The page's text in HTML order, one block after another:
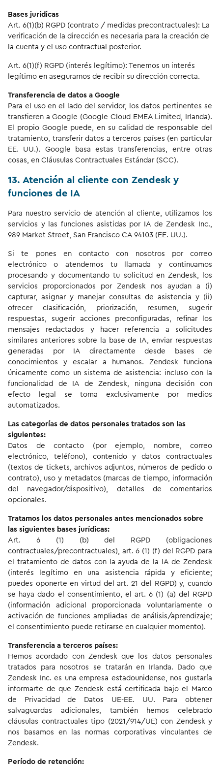
Bases jurídicas
Art. 6(1)(b) RGPD (contrato / medidas precontractuales): La
verificación de la dirección es necesaria para la creación de
la cuenta y el uso contractual posterior.
Art. 6(1)(f) RGPD (interés legítimo): Tenemos un interés
legítimo en asegurarnos de recibir su dirección correcta.
Transferencia de datos a Google
Para el uso en el lado del servidor, los datos pertinentes se
transfieren a Google (Google Cloud EMEA Limited, Irlanda).
El propio Google puede, en su calidad de responsable del
tratamiento, transferir datos a terceros países (en particular
EE. UU.). Google basa estas transferencias, entre otras
cosas, en Cláusulas Contractuales Estándar (SCC).
13. Atención al cliente con Zendesk y
funciones de IA
Para nuestro servicio de atención al cliente, utilizamos los
servicios y las funciones asistidas por IA de Zendesk Inc.,
989 Market Street, San Francisco CA 94103 (EE. UU.).
Si te pones en contacto con nosotros por correo
electrónico o atendemos tu llamada y continuamos
procesando y documentando tu solicitud en Zendesk, los
servicios proporcionados por Zendesk nos ayudan a (i)
capturar, asignar y manejar consultas de asistencia y (ii)
ofrecer clasificación, priorización, resumen, sugerir
respuestas, sugerir acciones preconfiguradas, refinar los
mensajes redactados y hacer referencia a solicitudes
similares anteriores sobre la base de IA, enviar respuestas
generadas por IA directamente desde bases de
conocimientos y escalar a humanos. Zendesk funciona
únicamente como un sistema de asistencia: incluso con la
funcionalidad de IA de Zendesk, ninguna decisión con
efecto legal se toma exclusivamente por medios
automatizados.
Las categorías de datos personales tratados son las
siguientes:
Datos de contacto (por ejemplo, nombre, correo
electrónico, teléfono), contenido y datos contractuales
(textos de tickets, archivos adjuntos, números de pedido o
contrato), uso y metadatos (marcas de tiempo, información
del navegador/dispositivo), detalles de comentarios
opcionales.
Tratamos los datos personales antes mencionados sobre
las siguientes bases jurídicas:
Art. 6 (1) (b) del RGPD (obligaciones
contractuales/precontractuales), art. 6 (1) (f) del RGPD para
el tratamiento de datos con la ayuda de la IA de Zendesk
(interés legítimo en una asistencia rápida y eficiente;
puedes oponerte en virtud del art. 21 del RGPD) y, cuando
se haya dado el consentimiento, el art. 6 (1) (a) del RGPD
(información adicional proporcionada voluntariamente o
activación de funciones ampliadas de análisis/aprendizaje;
el consentimiento puede retirarse en cualquier momento).
Transferencia a terceros países:
Hemos acordado con Zendesk que los datos personales
tratados para nosotros se tratarán en Irlanda. Dado que
Zendesk Inc. es una empresa estadounidense, nos gustaría
informarte de que Zendesk está certificada bajo el Marco
de Privacidad de Datos UE-EE. UU. Para obtener
salvaguardas adicionales, también hemos celebrado
cláusulas contractuales tipo (2021/914/UE) con Zendesk y
nos basamos en las normas corporativas vinculantes de
Zendesk.
Período de retención: